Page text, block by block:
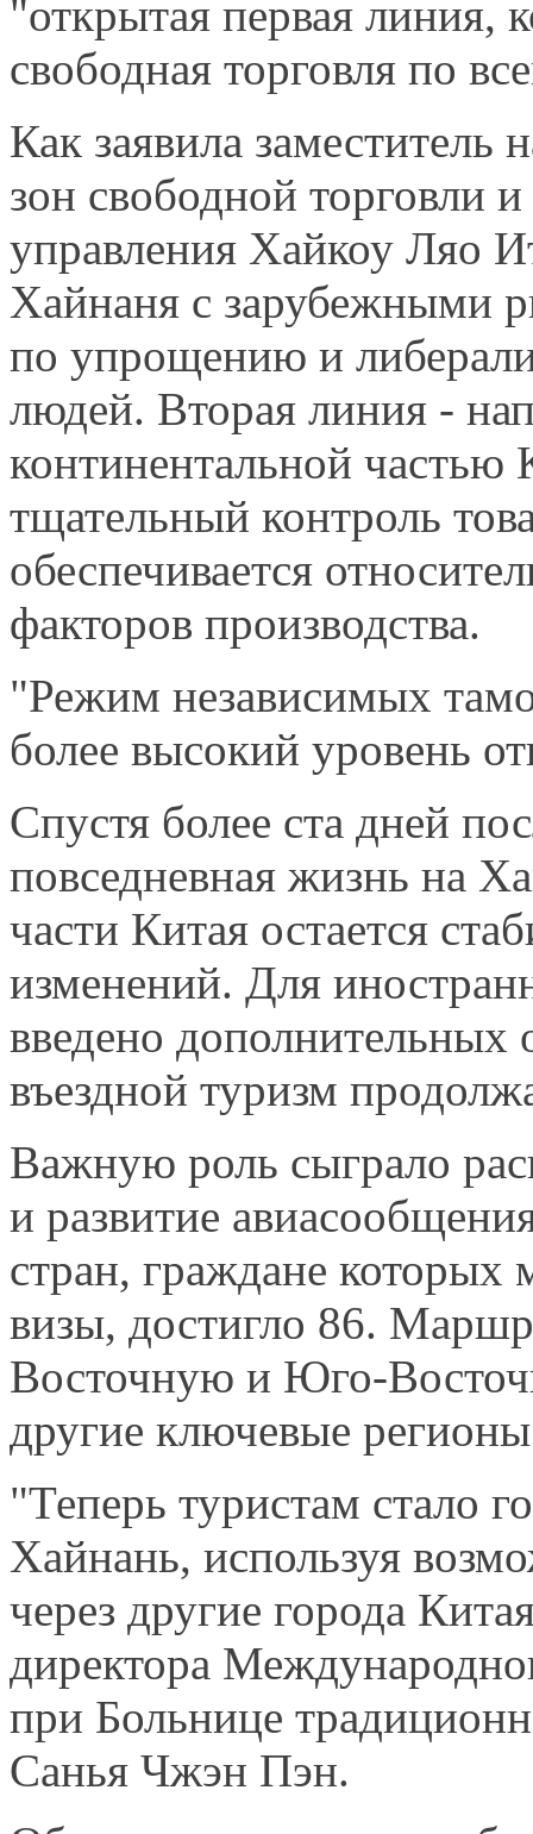
"открытая первая линия,
свободная торговля по
Как заявила заместитель
зон свободной торговли
управления Хайкоу Ляо
Хайнаня с зарубежными
по упрощению и
людей. Вторая линия -
континентальной частью
тщательный контроль
обеспечивается
факторов производства.
"Режим независимых
более высокий уровень
Спустя более ста дней
повседневная жизнь на
части Китая остается
изменений. Для
введено дополнительных
въездной туризм
Важную роль сыграло
и развитие
стран, граждане которых
визы, достигло 86.
Восточную и Юго-
другие ключевые
"Теперь туристам стало
Хайнань, используя
через другие города
директора
при Больнице
Санья Чжэн Пэн.